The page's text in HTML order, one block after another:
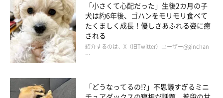
「小さくて心配だった」生後2カ月の子
犬は約6年後、ゴハンをモリモリ食べて
たくましく成長！優しさあふれる姿に癒
される
紹介するのは、X（旧Twitter）ユーザー@ginchan
…
「どうなってるの!?」不思議すぎるミニ